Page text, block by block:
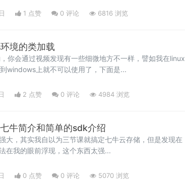
1 点赞 0 评论 6816 浏览
境的类加载
你会通过视频发现有一些细微地方不一样，譬如我在linux
windows上就不可以使用了，下面是...
2 点赞 0 评论 4984 浏览
牛简介和简单的sdk介绍
大，其实我自以为三节课就搞定七牛云存储，但是发现在
在我的眼前浮现，这个东西太强...
0 点赞 0 评论 5070 浏览